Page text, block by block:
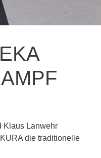
Klaus Lanwehr
die traditionelle